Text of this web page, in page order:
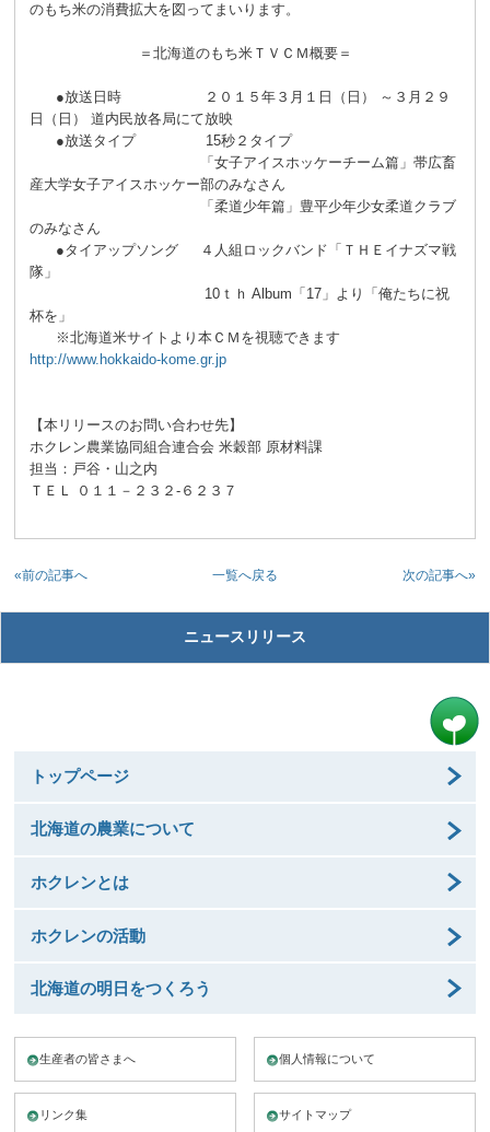
のもち米の消費拡大を図ってまいります。
＝北海道のもち米ＴＶＣＭ概要＝
●放送日時 ２０１５年３月１日（日） ～３月２９
日（日） 道内民放各局にて放映
●放送タイプ 15秒２タイプ
「女子アイスホッケーチーム篇」帯広畜
産大学女子アイスホッケー部のみなさん
「柔道少年篇」豊平少年少女柔道クラブ
のみなさん
●タイアップソング ４人組ロックバンド「ＴＨＥイナズマ戦
隊」
10ｔｈ Album「17」より「俺たちに祝
杯を」
※北海道米サイトより本ＣＭを視聴できます
http://www.hokkaido-kome.gr.jp
【本リリースのお問い合わせ先】
ホクレン農業協同組合連合会 米穀部 原材料課
担当：戸谷・山之内
ＴＥＬ ０１１－２３２-６２３７
一覧へ戻る
«前の記事へ 次の記事へ»
ニュースリリース
トップページ
北海道の農業について
ホクレンとは
ホクレンの活動
北海道の明日をつくろう
生産者の皆さまへ 個人情報について
リンク集 サイトマップ